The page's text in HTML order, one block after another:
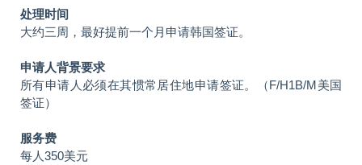
处理时间
大约三周，最好提前一个月申请韩国签证。
申请人背景要求
所有申请人必须在其惯常居住地申请签证。（F/H1B/M美国
签证）
服务费
每人350美元